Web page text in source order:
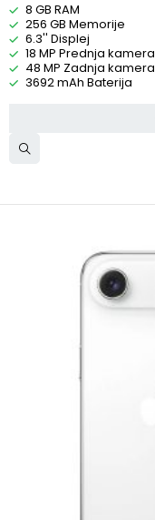
8 GB RAM
256 GB Memorije
6.3'' Displej
18 MP Prednja kamera
48 MP Zadnja kamera
3692 mAh Baterija